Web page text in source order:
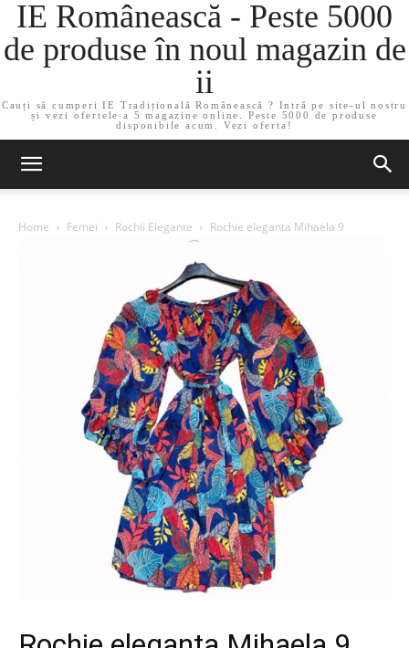
IE Românească - Peste 5000
de produse în noul magazin de
ii
Cauți să cumperi IE Tradițională Românească ? Intră pe site-ul nostru
și vezi ofertele a 5 magazine online. Peste 5000 de produse
disponibile acum. Vezi oferta!
Home Femei Rochii Elegante Rochie eleganta Mihaela 9